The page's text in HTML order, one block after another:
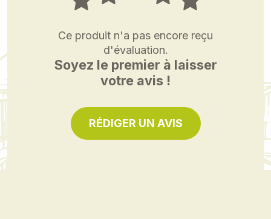
Ce produit n'a pas encore reçu
d'évaluation.
Soyez le premier à laisser
votre avis !
RÉDIGER UN AVIS